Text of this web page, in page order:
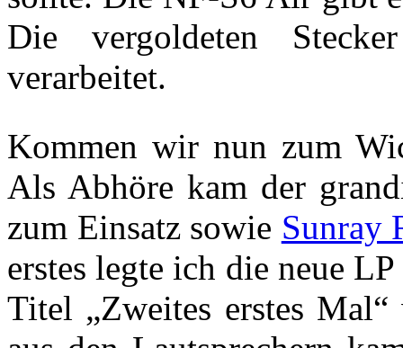
Die vergoldeten
verarbeitet.
Kommen wir nun zum
Als Abhöre kam der
zum Einsatz sowie Sunray
erstes legte ich die neue
Titel „Zweites erstes